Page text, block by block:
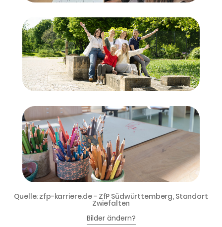
Quelle: zfp-karriere.de - ZfP Südwürttemberg, Standort
Zwiefalten
Bilder ändern?